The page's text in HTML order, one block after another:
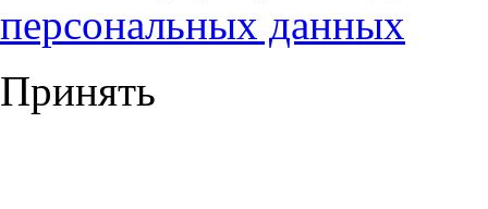
персональных данных
Принять